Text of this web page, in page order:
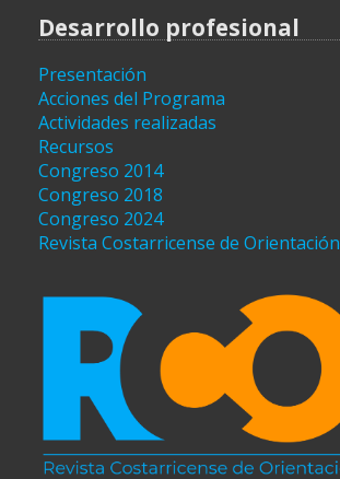
Desarrollo profesional
Presentación
Acciones del Programa
Actividades realizadas
Recursos
Congreso 2014
Congreso 2018
Congreso 2024
Revista Costarricense de Orientación